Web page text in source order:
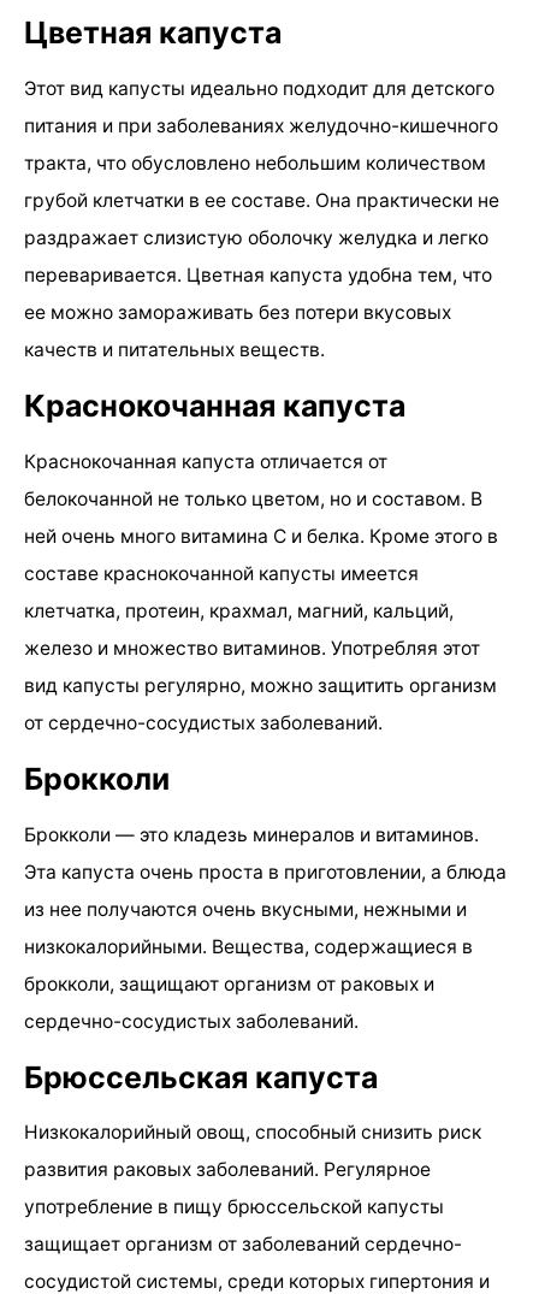
Цветная капуста
Этот вид капусты идеально подходит для детского
питания и при заболеваниях желудочно-кишечного
тракта, что обусловлено небольшим количеством
грубой клетчатки в ее составе. Она практически не
раздражает слизистую оболочку желудка и легко
переваривается. Цветная капуста удобна тем, что
ее можно замораживать без потери вкусовых
качеств и питательных веществ.
Краснокочанная капуста
Краснокочанная капуста отличается от
белокочанной не только цветом, но и составом. В
ней очень много витамина С и белка. Кроме этого в
составе краснокочанной капусты имеется
клетчатка, протеин, крахмал, магний, кальций,
железо и множество витаминов. Употребляя этот
вид капусты регулярно, можно защитить организм
от сердечно-сосудистых заболеваний.
Брокколи
Брокколи — это кладезь минералов и витаминов.
Эта капуста очень проста в приготовлении, а блюда
из нее получаются очень вкусными, нежными и
низкокалорийными. Вещества, содержащиеся в
брокколи, защищают организм от раковых и
сердечно-сосудистых заболеваний.
Брюссельская капуста
Низкокалорийный овощ, способный снизить риск
развития раковых заболеваний. Регулярное
употребление в пищу брюссельской капусты
защищает организм от заболеваний сердечно-
сосудистой системы, среди которых гипертония и